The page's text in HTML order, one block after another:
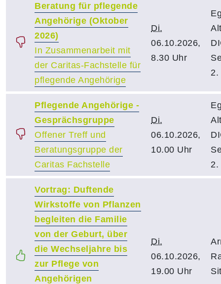
Beratung für pflegende
Angehörige (Oktober
2026)
In Zusammenarbeit mit
der Caritas-Fachstelle für
pflegende Angehörige
Di.
06.10.2026,
8.30 Uhr
2.
Pflegende Angehörige -
Gesprächsgruppe
Offener Treff und
Beratungsgruppe der
Caritas Fachstelle
Di.
06.10.2026,
10.00 Uhr
2.
Vortrag: Duftende
Wirkstoffe von Pflanzen
begleiten die Familie
von der Geburt, über
die Wechseljahre bis
zur Pflege von
Angehörigen
Di.
06.10.2026,
19.00 Uhr